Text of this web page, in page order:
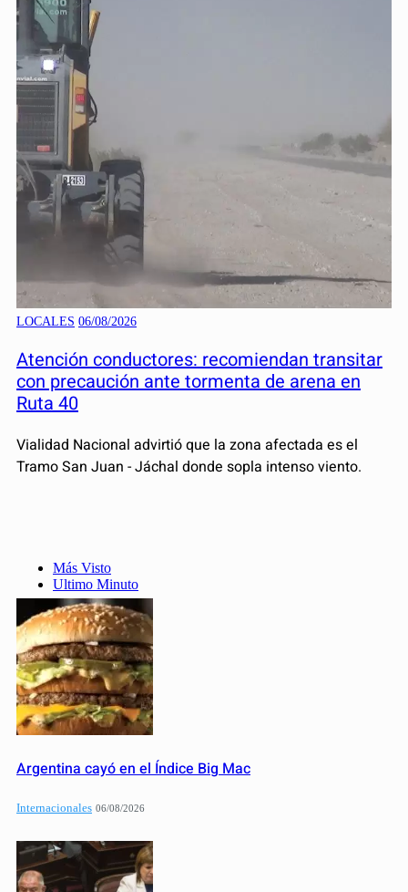
LOCALES 06/08/2026
Atención conductores: recomiendan transitar
con precaución ante tormenta de arena en
Ruta 40
Vialidad Nacional advirtió que la zona afectada es el
Tramo San Juan - Jáchal donde sopla intenso viento.
Más Visto
Ultimo Minuto
Argentina cayó en el Índice Big Mac
Internacionales 06/08/2026